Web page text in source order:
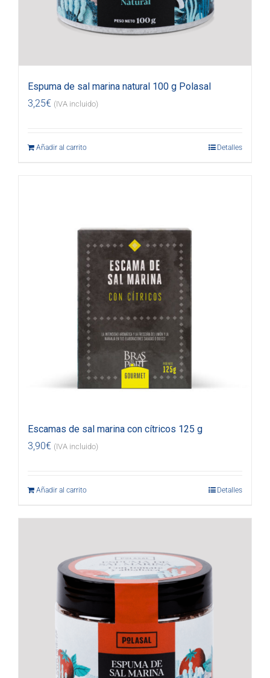
Espuma de sal marina natural 100 g Polasal
3,25€ (IVA incluido)
Añadir al carrito Detalles
Escamas de sal marina con cítricos 125 g
3,90€ (IVA incluido)
Añadir al carrito Detalles